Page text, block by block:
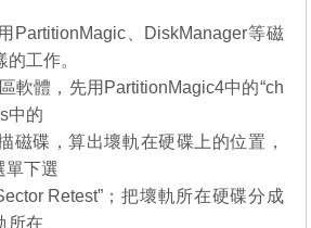
PartitionMagic、DiskManager等磁
工作。
軟體，先用PartitionMagic4中的“ch
中的
磁碟，算出壞軌在硬碟上的位置，
單下選
Retest”；把壞軌所在硬碟分成
所在